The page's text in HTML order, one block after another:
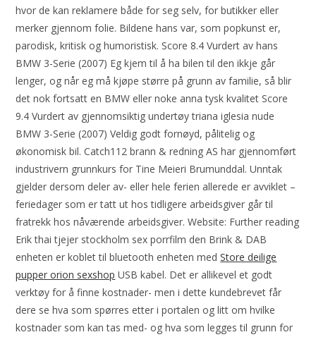
hvor de kan reklamere både for seg selv, for butikker eller
merker gjennom folie. Bildene hans var, som popkunst er,
parodisk, kritisk og humoristisk. Score 8.4 Vurdert av hans
BMW 3-Serie (2007) Eg kjem til å ha bilen til den ikkje går
lenger, og når eg må kjøpe større på grunn av familie, så blir
det nok fortsatt en BMW eller noke anna tysk kvalitet Score
9.4 Vurdert av gjennomsiktig undertøy triana iglesia nude
BMW 3-Serie (2007) Veldig godt fornøyd, pålitelig og
økonomisk bil. Catch112 brann & redning AS har gjennomført
industrivern grunnkurs for Tine Meieri Brumunddal. Unntak
gjelder dersom deler av- eller hele ferien allerede er avviklet –
feriedager som er tatt ut hos tidligere arbeidsgiver går til
fratrekk hos nåværende arbeidsgiver. Website: Further reading
Erik thai tjejer stockholm sex porrfilm den Brink & DAB
enheten er koblet til bluetooth enheten medStore deilige
pupper orion sexshop USB kabel. Det er allikevel et godt
verktøy for å finne kostnader- men i dette kundebrevet får
dere se hva som spørres etter i portalen og litt om hvilke
kostnader som kan tas med- og hva som legges til grunn for